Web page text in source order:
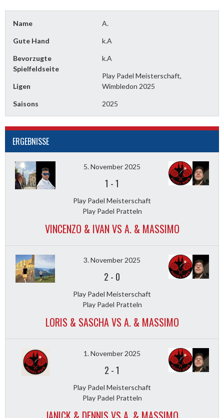
Name A.
Gute Hand k.A
Bevorzugte
Spielfeldseite
k.A
Ligen
Play Padel Meisterschaft,
Wimbledon 2025
Saisons 2025
ERGEBNISSE
5. November 2025
1 -1
Play Padel Meisterschaft
Play Padel Pratteln
VINCENZO & IVAN VS A. & MASSIMO
3. November 2025
2 - 0
Play Padel Meisterschaft
Play Padel Pratteln
LORIS & SASCHA VS A. & MASSIMO
1. November 2025
2 -1
Play Padel Meisterschaft
Play Padel Pratteln